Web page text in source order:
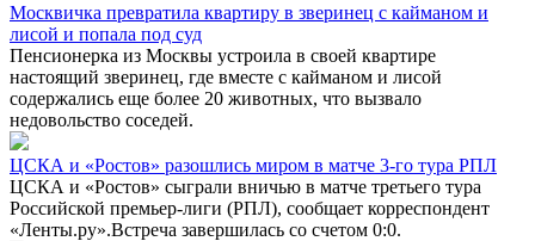
Москвичка превратила квартиру в зверинец с кайманом и
лисой и попала под суд
Пенсионерка из Москвы устроила в своей квартире
настоящий зверинец, где вместе с кайманом и лисой
содержались еще более 20 животных, что вызвало
недовольство соседей.
ЦСКА и «Ростов» разошлись миром в матче 3-го тура РПЛ
ЦСКА и «Ростов» сыграли вничью в матче третьего тура
Российской премьер-лиги (РПЛ), сообщает корреспондент
«Ленты.ру».Встреча завершилась со счетом 0:0.